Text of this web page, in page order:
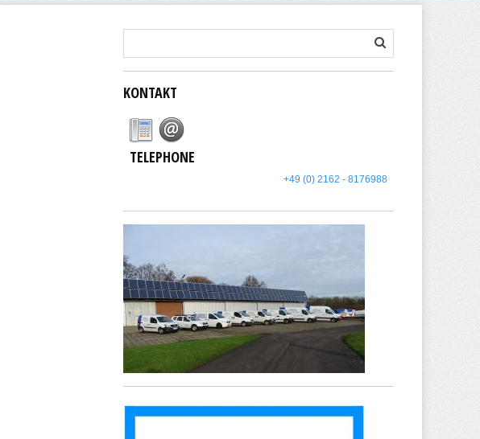
KONTAKT
TELEPHONE
+49 (0) 2162 - 8176988